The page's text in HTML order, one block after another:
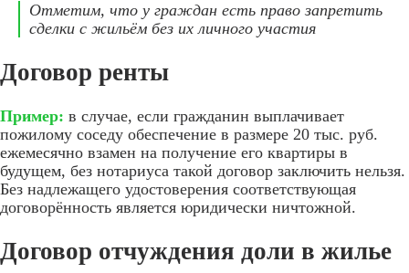
Отметим, что у граждан есть право запретить
сделки с жильём без их личного участия
Договор ренты
Пример: в случае, если гражданин выплачивает
пожилому соседу обеспечение в размере 20 тыс. руб.
ежемесячно взамен на получение его квартиры в
будущем, без нотариуса такой договор заключить нельзя.
Без надлежащего удостоверения соответствующая
договорённость является юридически ничтожной.
Договор отчуждения доли в жилье